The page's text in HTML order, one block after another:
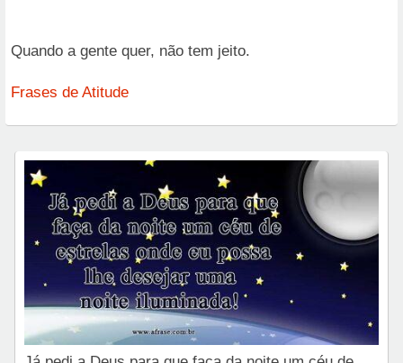
Quando a gente quer, não tem jeito.
Frases de Atitude